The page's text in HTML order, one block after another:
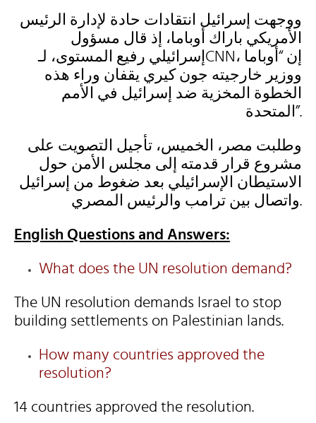
ووجهت إسرائيل انتقادات حادة لإدارة الرئيس
الأمريكي باراك أوباما، إذ قال مسؤول
إسرائيلي رفيع المستوى، لـCNN، إن “أوباما
ووزير خارجيته جون كيري يقفان وراء هذه
الخطوة المخزية ضد إسرائيل في الأمم
المتحدة”.
وطلبت مصر، الخميس، تأجيل التصويت على
مشروع قرار قدمته إلى مجلس الأمن حول
الاستيطان الإسرائيلي بعد ضغوط من إسرائيل
واتصال بين ترامب والرئيس المصري.
English Questions and Answers:
What does the UN resolution demand?
The UN resolution demands Israel to stop
building settlements on Palestinian lands.
How many countries approved the
resolution?
14 countries approved the resolution.